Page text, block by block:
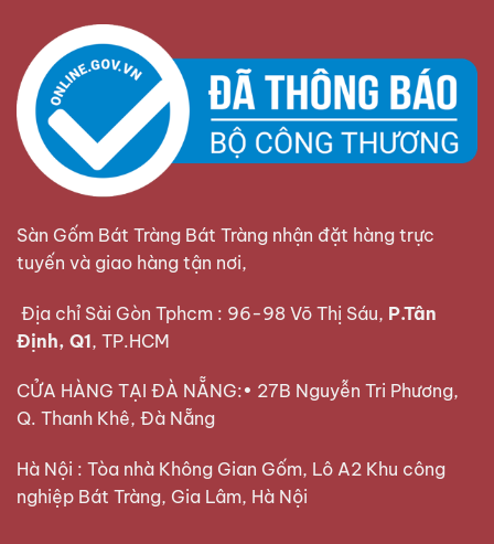
Sàn Gốm Bát Tràng Bát Tràng nhận đặt hàng trực
tuyến và giao hàng tận nơi,
Địa chỉ Sài Gòn Tphcm : 96-98 Võ Thị Sáu, P.Tân
Định, Q1, TP.HCM
CỬA HÀNG TẠI ĐÀ NẴNG:• 27B Nguyễn Tri Phương,
Q. Thanh Khê, Đà Nẵng
Hà Nội : Tòa nhà Không Gian Gốm, Lô A2 Khu công
nghiệp Bát Tràng, Gia Lâm, Hà Nội